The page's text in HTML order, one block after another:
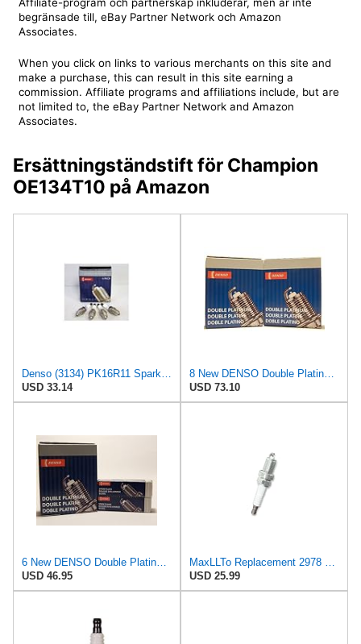
Affiliate-program och partnerskap inkluderar, men är inte
begränsade till, eBay Partner Network och Amazon
Associates.
When you click on links to various merchants on this site and
make a purchase, this can result in this site earning a
commission. Affiliate programs and affiliations include, but are
not limited to, the eBay Partner Network and Amazon
Associates.
Ersättningständstift för Champion
OE134T10 på Amazon
USD 33.14
USD 73.10
6 New DENSO Double Platinum Spark Plugs PK20R11 # 3128
USD 46.95
USD 25.99